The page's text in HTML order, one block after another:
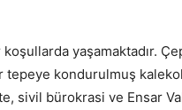
yaşamaktadır.
kondurulmuş
sivil bürokrasi ve Ensar